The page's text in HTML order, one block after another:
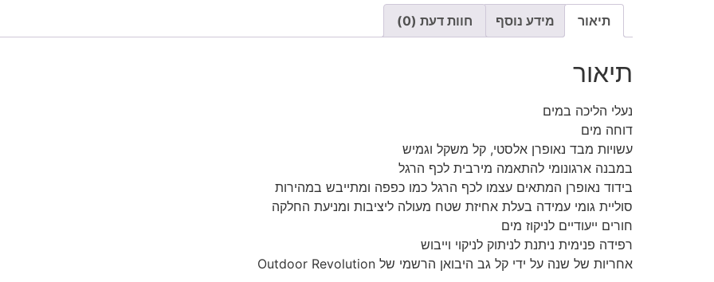
תיאור מידע נוסף חוות דעת (0)
תיאור
נעלי הליכה במים
דוחה מים
עשויות מבד נאופרן אלסטי, קל משקל וגמיש
במבנה ארגונומי להתאמה מירבית לכף הרגל
בידוד נאופרן המתאים עצמו לכף הרגל כמו כפפה ומתייבש במהירות
סוליית גומי עמידה בעלת אחיזת שטח מעולה ליציבות ומניעת החלקה
חורים ייעודיים לניקוז מים
רפידה פנימית ניתנת לניתוק לניקוי וייבוש
אחריות של שנה על ידי קל גב היבואן הרשמי של Outdoor Revolution